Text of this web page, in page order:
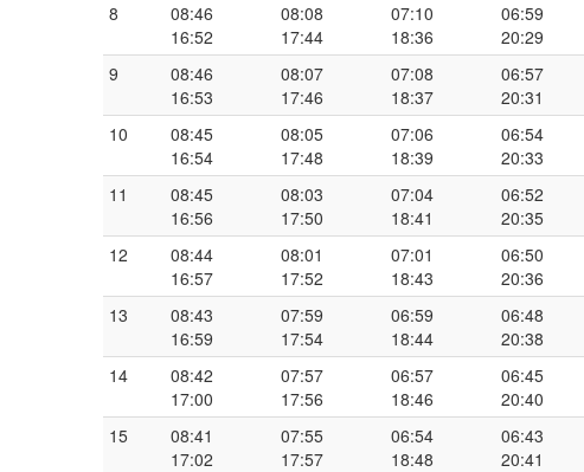
8
08:46
16:52
08:08
17:44
07:10
18:36
06:59
20:29
9
08:46
16:53
08:07
17:46
07:08
18:37
06:57
20:31
10
08:45
16:54
08:05
17:48
07:06
18:39
06:54
20:33
11
08:45
16:56
08:03
17:50
07:04
18:41
06:52
20:35
12
08:44
16:57
08:01
17:52
07:01
18:43
06:50
20:36
13
08:43
16:59
07:59
17:54
06:59
18:44
06:48
20:38
14
08:42
17:00
07:57
17:56
06:57
18:46
06:45
20:40
15
08:41
17:02
07:55
17:57
06:54
18:48
06:43
20:41